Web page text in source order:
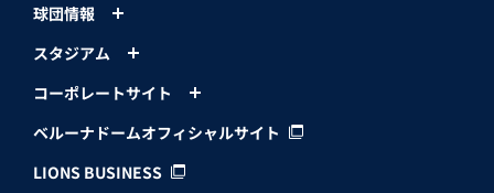
球団情報
スタジアム
コーポレートサイト
ベルーナドームオフィシャルサイト
LIONS BUSINESS